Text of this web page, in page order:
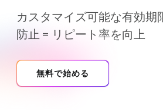
カスタマイズ可能な有効期
防止 = リピート率を向上
無料で始める